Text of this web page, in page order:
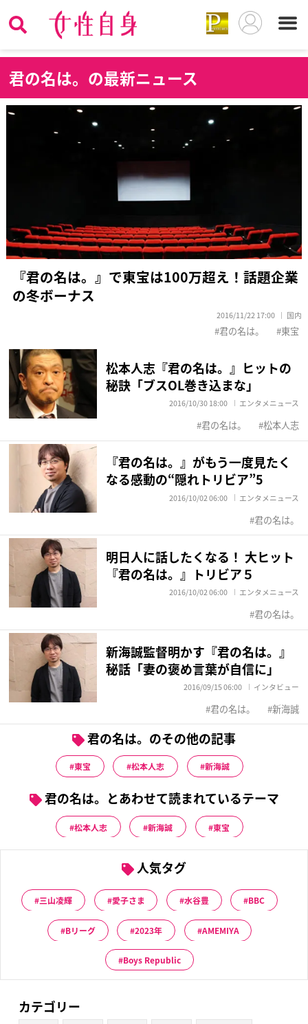
君の名は。の最新ニュース
『君の名は。』で東宝は100万超え！話題企業
の冬ボーナス
2016/11/22 17:00 国内
君の名は。 東宝
松本人志『君の名は。』ヒットの
秘訣「ブスOL巻き込まな」
2016/10/30 18:00 エンタメニュース
君の名は。 松本人志
『君の名は。』がもう一度見たく
なる感動の“隠れトリビア”5
2016/10/02 06:00 エンタメニュース
君の名は。
明日人に話したくなる！ 大ヒット
『君の名は。』トリビア５
2016/10/02 06:00 エンタメニュース
君の名は。
新海誠監督明かす『君の名は。』
秘話「妻の褒め言葉が自信に」
2016/09/15 06:00 インタビュー
君の名は。 新海誠
君の名は。のその他の記事
東宝 松本人志 新海誠
君の名は。とあわせて読まれているテーマ
松本人志 新海誠 東宝
人気タグ
三山凌輝 愛子さま 水谷豊 BBC
Bリーグ 2023年 AMEMIYA
Boys Republic
カテゴリー